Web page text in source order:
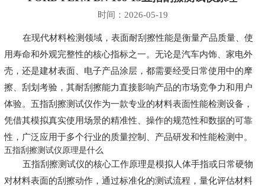
时间：2026-05-19
在现代材料检测领域，表面耐刮擦性能是衡量产品质量、使
用寿命和外观完整性的核心指标之一。无论是汽车内饰、家电外
壳，还是建材表面、电子产品涂层，都需要经受日常使用中的摩
擦、刮划考验，其耐刮擦能力直接影响产品的市场竞争力和用户
体验。五指刮擦测试仪作为一款专业的材料表面性能检测设备，
凭借其模拟真实使用场景的精准性、操作的规范性和数据的可靠
性，广泛应用于多个行业的质量控制、产品研发和性能检测中。
五指刮擦测试仪原理是什么
五指刮擦测试仪的核心工作原理是模拟人体手指或日常硬物
对材料表面的刮擦动作，通过标准化的测试流程，量化评估材料